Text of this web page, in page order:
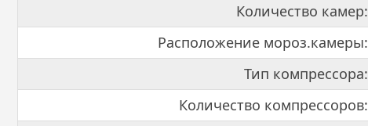
Количество камер:
Расположение мороз.камеры:
Тип компрессора:
Количество компрессоров: